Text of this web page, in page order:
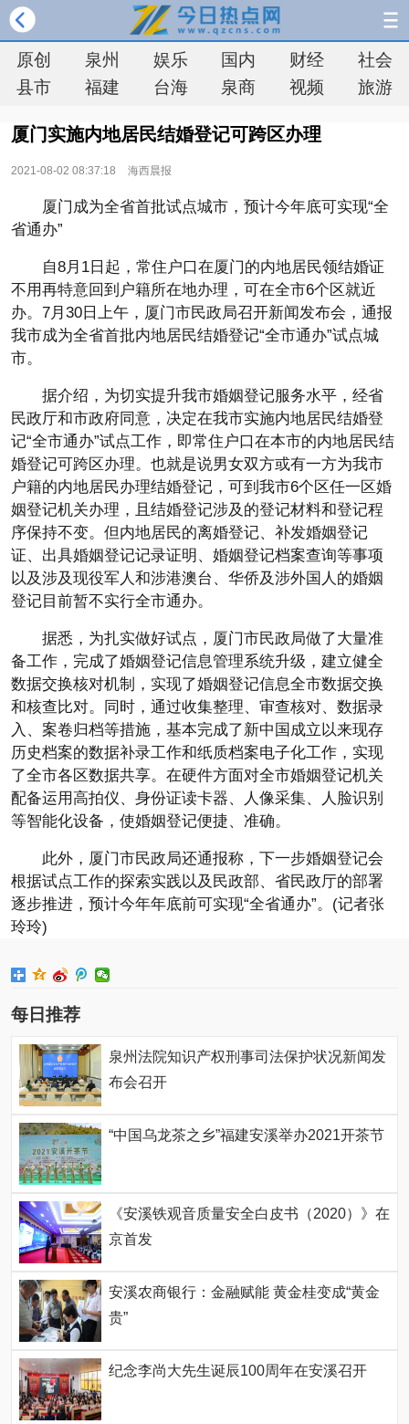
原创 泉州 娱乐 国内 财经
社会
县市
福建 台海 泉商 视频 旅游
厦门实施内地居民结婚登记可跨区办理
2021-08-02 08:37:18 海西晨报
厦门成为全省首批试点城市，预计今年底可实现“全
省通办”
自8月1日起，常住户口在厦门的内地居民领结婚证
不用再特意回到户籍所在地办理，可在全市6个区就近
办。7月30日上午，厦门市民政局召开新闻发布会，通报
我市成为全省首批内地居民结婚登记“全市通办”试点城
市。
据介绍，为切实提升我市婚姻登记服务水平，经省
民政厅和市政府同意，决定在我市实施内地居民结婚登
记“全市通办”试点工作，即常住户口在本市的内地居民结
婚登记可跨区办理。也就是说男女双方或有一方为我市
户籍的内地居民办理结婚登记，可到我市6个区任一区婚
姻登记机关办理，且结婚登记涉及的登记材料和登记程
序保持不变。但内地居民的离婚登记、补发婚姻登记
证、出具婚姻登记记录证明、婚姻登记档案查询等事项
以及涉及现役军人和涉港澳台、华侨及涉外国人的婚姻
登记目前暂不实行全市通办。
据悉，为扎实做好试点，厦门市民政局做了大量准
备工作，完成了婚姻登记信息管理系统升级，建立健全
数据交换核对机制，实现了婚姻登记信息全市数据交换
和核查比对。同时，通过收集整理、审查核对、数据录
入、案卷归档等措施，基本完成了新中国成立以来现存
历史档案的数据补录工作和纸质档案电子化工作，实现
了全市各区数据共享。在硬件方面对全市婚姻登记机关
配备运用高拍仪、身份证读卡器、人像采集、人脸识别
等智能化设备，使婚姻登记便捷、准确。
此外，厦门市民政局还通报称，下一步婚姻登记会
根据试点工作的探索实践以及民政部、省民政厅的部署
逐步推进，预计今年年底前可实现“全省通办”。(记者张
玲玲)
每日推荐
泉州法院知识产权刑事司法保护状况新闻发
布会召开
“中国乌龙茶之乡”福建安溪举办2021开茶节
《安溪铁观音质量安全白皮书（2020）》在
京首发
安溪农商银行：金融赋能 黄金桂变成“黄金
贵”
纪念李尚大先生诞辰100周年在安溪召开